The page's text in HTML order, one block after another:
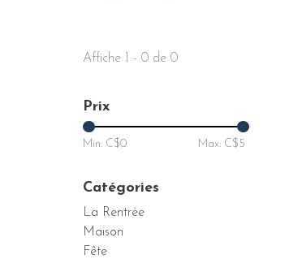
Affiche 1 - 0 de 0
Prix
Min: C$0 Max: C$ 5
Catégories
La Rentrée
Maison
Fête